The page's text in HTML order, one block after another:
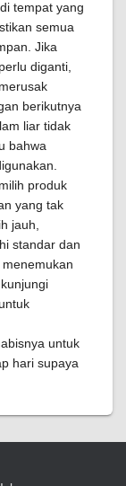
tempat yang
semua
Jika
diganti,
berikutnya
liar tidak
bahwa
produk
yang tak
jauh,
standar dan
untuk
hari supaya